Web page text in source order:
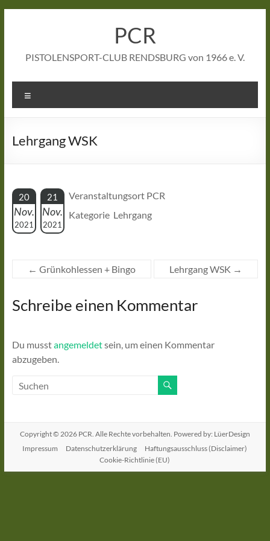
PCR
PISTOLENSPORT-CLUB RENDSBURG von 1966 e. V.
Lehrgang WSK
20
Nov.
2021
21
Nov.
2021
Veranstaltungsort PCR
Kategorie Lehrgang
← Grünkohlessen + Bingo Lehrgang WSK →
Schreibe einen Kommentar
Du musstangemeldetsein, um einen Kommentar
abzugeben.
Copyright © 2026 PCR. Alle Rechte vorbehalten. Powered by: LüerDesign
Impressum
Datenschutzerklärung
Haftungsausschluss (Disclaimer)
Cookie-Richtlinie (EU)